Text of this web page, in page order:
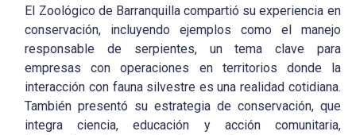
El Zoológico de Barranquilla compartió su experiencia en
conservación, incluyendo ejemplos como el manejo
responsable de serpientes, un tema clave para
empresas con operaciones en territorios donde la
interacción con fauna silvestre es una realidad cotidiana.
También presentó su estrategia de conservación, que
integra ciencia, educación y acción comunitaria,